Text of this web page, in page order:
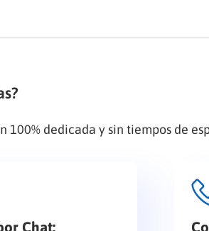
100% dedicada y sin tiempos de
Chat: